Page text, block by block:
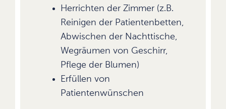
Herrichten der Zimmer (z.B.
Reinigen der Patientenbetten,
Abwischen der Nachttische,
Wegräumen von Geschirr,
Pflege der Blumen)
Erfüllen von
Patientenwünschen